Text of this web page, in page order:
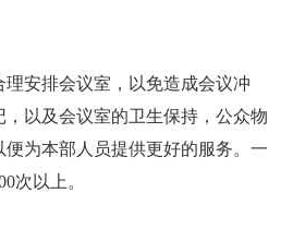
安排会议室，以免造成会议冲
以及会议室的卫生保持，公众物
为本部人员提供更好的服务。一
次以上。